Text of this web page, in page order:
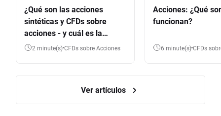
¿Qué son las acciones
sintéticas y CFDs sobre
acciones - y cuál es la
diferencia?
2 minute(s) CFDs sobre Acciones
Acciones: ¿Qué
funcionan?
6 minute(s) CFDs
Ver artículos